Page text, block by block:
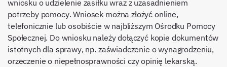
wniosku o udzielenie zasiłku wraz z uzasadnieniem
potrzeby pomocy. Wniosek można złożyć online,
telefonicznie lub osobiście w najbliższym Ośrodku Pomocy
Społecznej. Do wniosku należy dołączyć kopie dokumentów
istotnych dla sprawy, np. zaświadczenie o wynagrodzeniu,
orzeczenie o niepełnosprawności czy opinię lekarską.